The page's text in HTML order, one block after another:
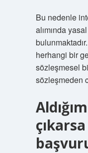
Bu nedenle
alımında
herhangi bir
sözleşmesel
sözleşmeden